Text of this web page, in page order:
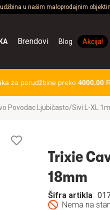
u našim maloprodajnim
Brendovi Blog Akcija!
za porudžbine preko 4000.00
Povodac Ljubičasto/Sivi L-XL
želja
Trixie
18mm
Nema na
Šifra artikla